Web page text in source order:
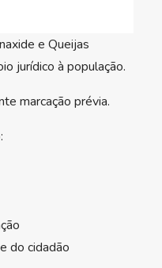
e Queijas
jurídico à população.
marcação prévia.
do cidadão